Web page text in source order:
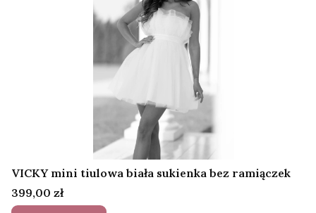
VICKY mini tiulowa biała sukienka bez ramiączek
Cena
399,00 zł